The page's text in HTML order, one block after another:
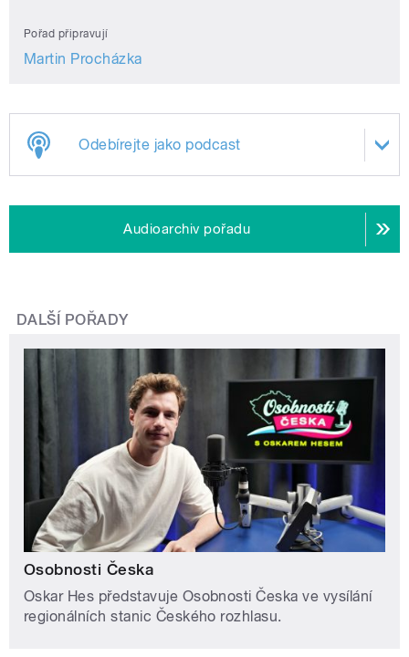
Pořad připravují
Martin Procházka
Odebírejte jako podcast
Audioarchiv pořadu
DALŠÍ POŘADY
Osobnosti Česka
Oskar Hes představuje Osobnosti Česka ve vysílání
regionálních stanic Českého rozhlasu.